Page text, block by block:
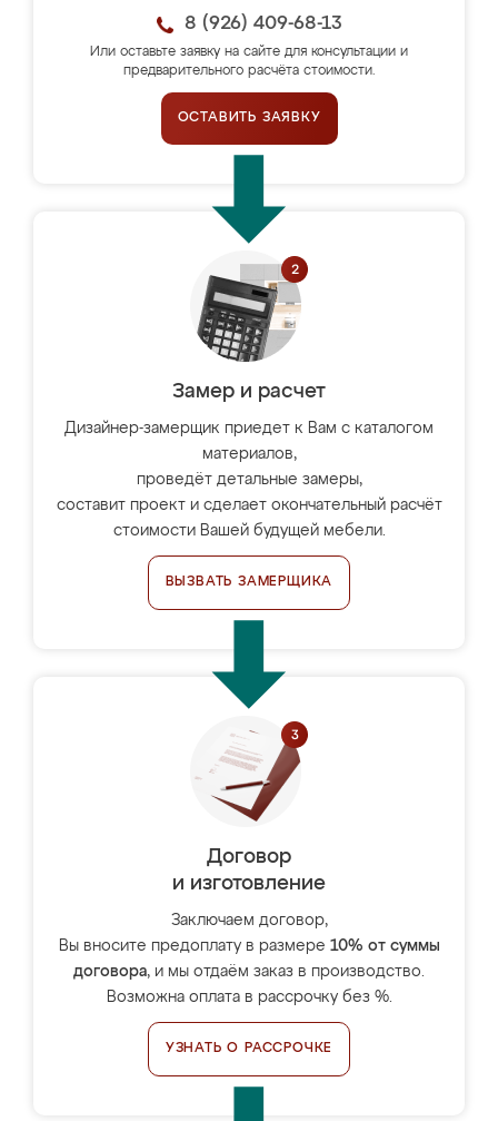
8 (926) 409-68-13
Или оставьте заявку на сайте для консультации и
предварительного расчёта стоимости.
ОСТАВИТЬ ЗАЯВКУ
Замер и расчет
Дизайнер-замерщик приедет к Вам с каталогом
материалов,
проведёт детальные замеры,
составит проект и сделает окончательный расчёт
стоимости Вашей будущей мебели.
ВЫЗВАТЬ ЗАМЕРЩИКА
Договор
и изготовление
Заключаем договор,
Вы вносите предоплату в размере 10% от суммы
договора, и мы отдаём заказ в производство.
Возможна оплата в рассрочку без %.
УЗНАТЬ О РАССРОЧКЕ